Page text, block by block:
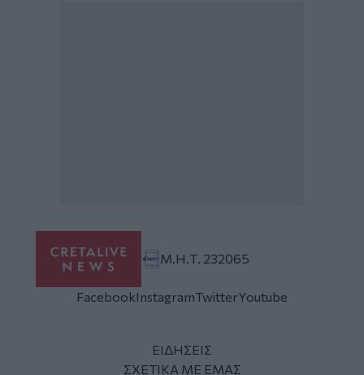
Μ.Η.Τ. 232065
FacebookInstagramTwitterYoutube
ΕΙΔΗΣΕΙΣ
ΣΧΕΤΙΚΑ ΜΕ ΕΜΑΣ